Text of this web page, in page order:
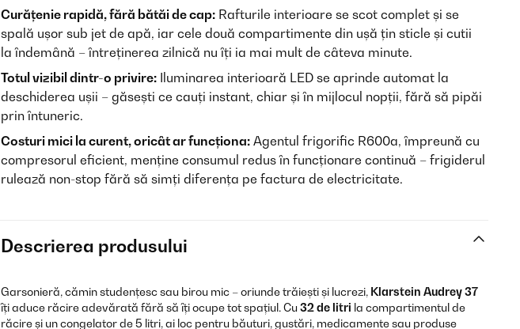
Curățenie rapidă, fără bătăi de cap: Rafturile interioare se scot complet și se
spală ușor sub jet de apă, iar cele două compartimente din ușă țin sticle și cutii
la îndemână – întreținerea zilnică nu îți ia mai mult de câteva minute.
Totul vizibil dintr-o privire: Iluminarea interioară LED se aprinde automat la
deschiderea ușii – găsești ce cauți instant, chiar și în mijlocul nopții, fără să pipăi
prin întuneric.
Costuri mici la curent, oricât ar funcționa: Agentul frigorific R600a, împreună cu
compresorul eficient, menține consumul redus în funcționare continuă – frigiderul
rulează non-stop fără să simți diferența pe factura de electricitate.
Descrierea produsului
Garsonieră, cămin studențesc sau birou mic – oriunde trăiești și lucrezi, Klarstein Audrey 37
îți aduce răcire adevărată fără să îți ocupe tot spațiul. Cu 32 de litri la compartimentul de
răcire și un congelator de 5 litri, ai loc pentru băuturi, gustări, medicamente sau produse